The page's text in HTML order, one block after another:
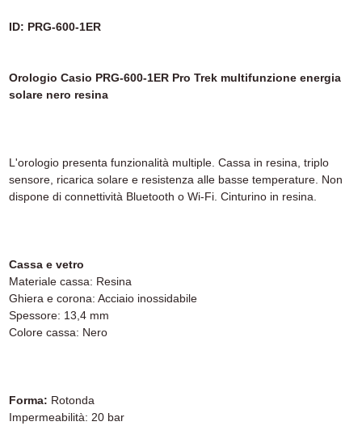
ID: PRG-600-1ER
Orologio Casio PRG-600-1ER Pro Trek multifunzione energia
solare nero resina
L'orologio presenta funzionalità multiple. Cassa in resina, triplo
sensore, ricarica solare e resistenza alle basse temperature. Non
dispone di connettività Bluetooth o Wi-Fi. Cinturino in resina.
Cassa e vetro
Materiale cassa: Resina
Ghiera e corona: Acciaio inossidabile
Spessore: 13,4 mm
Colore cassa: Nero
Forma: Rotonda
Impermeabilità: 20 bar